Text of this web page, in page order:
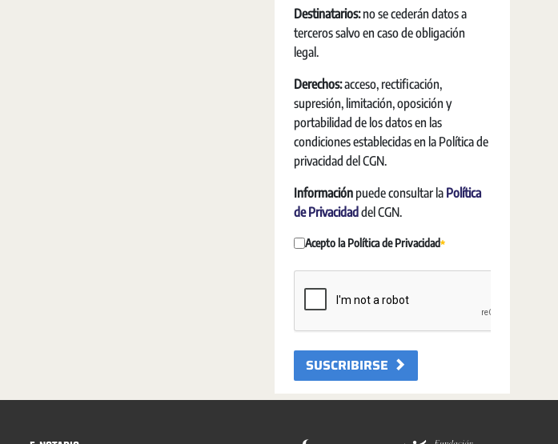
Destinatarios:no se cederán datos a
terceros salvo en caso de obligación
legal.
Derechos:acceso, rectificación,
supresión, limitación, oposición y
portabilidad de los datos en las
condiciones establecidas en la Política de
privacidad del CGN.
Información puede consultar la Política
de Privacidad del CGN.
Acepto la Política de Privacidad
Requerido
SUSCRIBIRSE